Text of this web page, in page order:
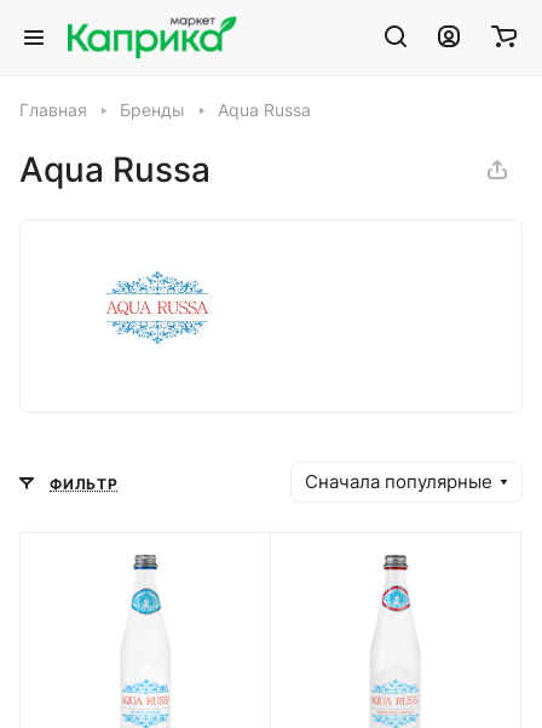
Главная Бренды Aqua Russa
Aqua Russa
ФИЛЬТР Сначала популярные